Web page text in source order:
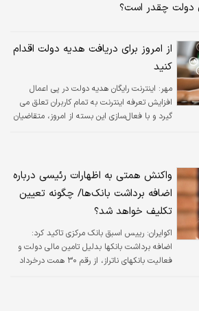
دولت چقدر است؟
از امروز برای دریافت هدیه دولت اقدام
کنید
مهر: اینترنت رایگان هدیه دولت در پی اعمال
افزایش تعرفه اینترنت به تمام کاربران تعلق می
گیرد و با فعال‌سازی این بسته از امروز، متقاضیان
واکنش همتی به اظهارات رئیسی درباره
اضافه برداشت بانک‌ها/ چگونه تعیین
تکلیف خواهد شد؟
اکوایران: رییس اسبق بانک مرکزی تاکید کرد:
‌اضافه برداشت بانکها بدلیل تامین مالی دولت و
فعالیت بانکهای ناتراز، از رقم ۳۰ همت درخرداد